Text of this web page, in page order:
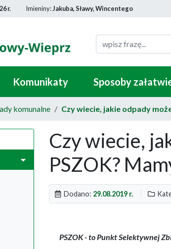
r. Imieniny:Jakuba, Sławy, Wincentego
Komunikaty Sposoby
komunalne Czy wiecie, jakie odpady
Czy wiecie,
PSZOK?
Dodano: 29.08.2019 r.
PSZOK - to Punkt Selektywnej